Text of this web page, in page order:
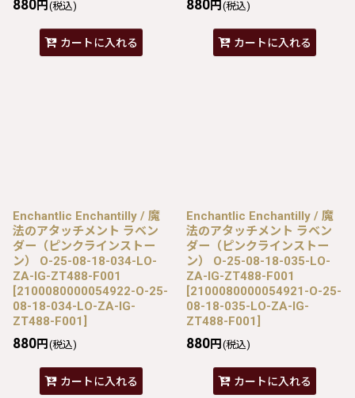
880円 (税込)
カートに入れる
880円 (税込)
カートに入れる
Enchantlic Enchantilly / 魔
法のアタッチメント ラベン
ダー（ピンクラインストー
ン） O-25-08-18-034-LO-
ZA-IG-ZT488-F001
[2100080000054922-O-25-
08-18-034-LO-ZA-IG-
ZT488-F001 ]
880円 (税込)
カートに入れる
Enchantlic Enchantilly / 魔
法のアタッチメント ラベン
ダー（ピンクラインストー
ン） O-25-08-18-035-LO-
ZA-IG-ZT488-F001
[2100080000054921-O-25-
08-18-035-LO-ZA-IG-
ZT488-F001 ]
880円 (税込)
カートに入れる